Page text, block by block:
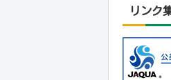
リンク